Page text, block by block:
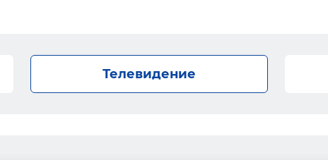
Телевидение